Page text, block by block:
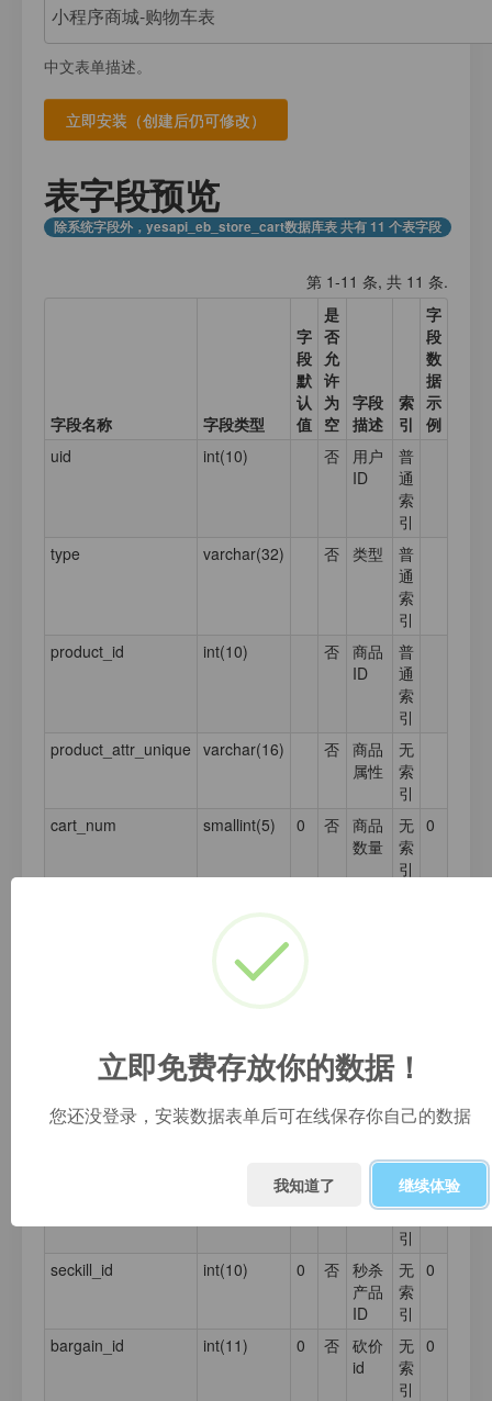
登录
接口测试
我的数据库
应用计数器
应用元数据
应用集合数据
业务日志
中文表单描述。
表字段预览
除系统字段外，yesapi_eb_store_cart数据库表 共有 11 个表字段
第 1-11 条, 共 11 条.
字段名称 字段类型
字
段
默
认
值
是
否
允
许
为
空
字段
描述
索
引
字
段
数
据
示
例
uid
int(10) 否
用户
ID
普
通
索
引
type
varchar(32) 否 类型
普
通
索
引
product_id
int(10) 否 商品
ID
普
通
索
引
product_attr_unique varchar(16) 否 商品
属性
无
索
引
cart_num
smallint(5) 0 否 商品
数量
无
索
引
0
引
为立
索
0 是
无
索
引
0
seckill_id int(10) 0 否 秒杀
产品
ID
无
索
引
0
bargain_id int(11) 0 否 砍价
id
无
索
引
0
立即免费存放你的数据！
您还没登录，安装数据表单后可在线保存你自己的数据
我知道了 继续体验